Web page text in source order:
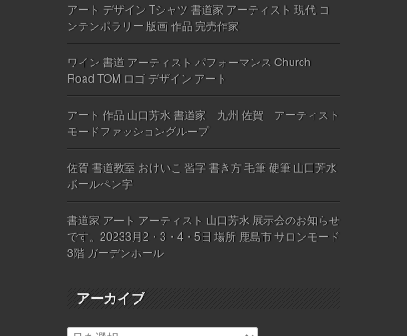
アート デザイン Tシャツ 書道家 アーティスト 現代 コ
ンテンポラリー 版画 作品 完売作家
ワイン 書道 アーティスト パフォーマンス Church
Road TOM ロゴ デザイン アート
アート 作品 山口芳水 書道家 九州 佐賀 アーティスト
モードファッショングループ
佐賀 書道教室 おけいこ 習字 書き方 毛筆 硬筆 山口芳水
ボールペン字
書道家 アート アーティスト 山口芳水 展示会のお知らせ
です。20233月2・3・4・5日 場所 鹿島市 サロンモード
3階 ガーデンホール
アーカイブ